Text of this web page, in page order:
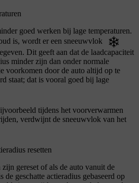
goed werken bij lage temperaturen.
is, wordt er een sneeuwvlok
Dit geeft aan dat de laadcapaciteit
minder zijn dan onder normale
voorkomen door de auto altijd op te
staat; dat is vooral goed bij lage
tijdens het voorverwarmen
verdwijnt de sneeuwvlok van het
resetten
gereset of als de auto vanuit de
geschatte actieradius gebaseerd op